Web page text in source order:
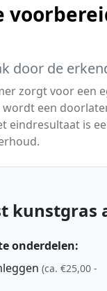
door de
zorgt voor een
wordt een
eindresultaat is
kunstgras
onderdelen:
(ca. €25,00 -